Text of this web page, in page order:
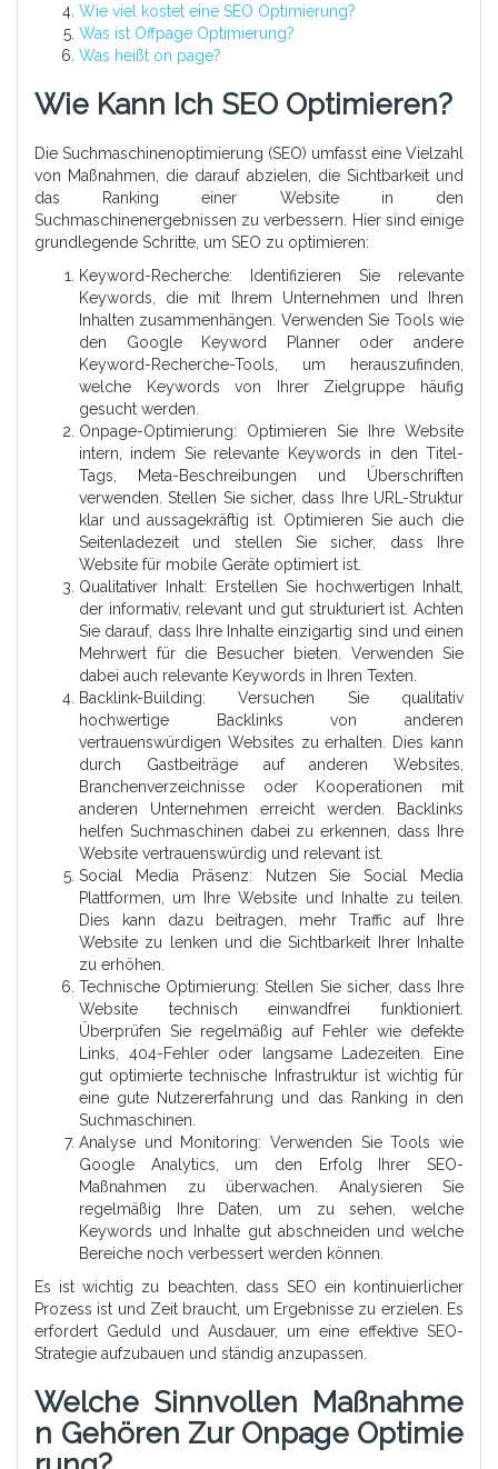
Wie viel kostet eine SEO Optimierung?
Was ist Offpage Optimierung?
Was heißt on page?
Wie Kann Ich SEO Optimieren?
Die Suchmaschinenoptimierung (SEO) umfasst eine Vielzahl
von Maßnahmen, die darauf abzielen, die Sichtbarkeit und
das Ranking einer Website in den
Suchmaschinenergebnissen zu verbessern. Hier sind einige
grundlegende Schritte, um SEO zu optimieren:
Keyword-Recherche: Identifizieren Sie relevante
Keywords, die mit Ihrem Unternehmen und Ihren
Inhalten zusammenhängen. Verwenden Sie Tools wie
den Google Keyword Planner oder andere
Keyword-Recherche-Tools, um herauszufinden,
welche Keywords von Ihrer Zielgruppe häufig
gesucht werden.
Onpage-Optimierung: Optimieren Sie Ihre Website
intern, indem Sie relevante Keywords in den Titel-
Tags, Meta-Beschreibungen und Überschriften
verwenden. Stellen Sie sicher, dass Ihre URL-Struktur
klar und aussagekräftig ist. Optimieren Sie auch die
Seitenladezeit und stellen Sie sicher, dass Ihre
Website für mobile Geräte optimiert ist.
Qualitativer Inhalt: Erstellen Sie hochwertigen Inhalt,
der informativ, relevant und gut strukturiert ist. Achten
Sie darauf, dass Ihre Inhalte einzigartig sind und einen
Mehrwert für die Besucher bieten. Verwenden Sie
dabei auch relevante Keywords in Ihren Texten.
Backlink-Building: Versuchen Sie qualitativ
hochwertige Backlinks von anderen
vertrauenswürdigen Websites zu erhalten. Dies kann
durch Gastbeiträge auf anderen Websites,
Branchenverzeichnisse oder Kooperationen mit
anderen Unternehmen erreicht werden. Backlinks
helfen Suchmaschinen dabei zu erkennen, dass Ihre
Website vertrauenswürdig und relevant ist.
Social Media Präsenz: Nutzen Sie Social Media
Plattformen, um Ihre Website und Inhalte zu teilen.
Dies kann dazu beitragen, mehr Traffic auf Ihre
Website zu lenken und die Sichtbarkeit Ihrer Inhalte
zu erhöhen.
Technische Optimierung: Stellen Sie sicher, dass Ihre
Website technisch einwandfrei funktioniert.
Überprüfen Sie regelmäßig auf Fehler wie defekte
Links, 404-Fehler oder langsame Ladezeiten. Eine
gut optimierte technische Infrastruktur ist wichtig für
eine gute Nutzererfahrung und das Ranking in den
Suchmaschinen.
Analyse und Monitoring: Verwenden Sie Tools wie
Google Analytics, um den Erfolg Ihrer SEO-
Maßnahmen zu überwachen. Analysieren Sie
regelmäßig Ihre Daten, um zu sehen, welche
Keywords und Inhalte gut abschneiden und welche
Bereiche noch verbessert werden können.
Es ist wichtig zu beachten, dass SEO ein kontinuierlicher
Prozess ist und Zeit braucht, um Ergebnisse zu erzielen. Es
erfordert Geduld und Ausdauer, um eine effektive SEO-
Strategie aufzubauen und ständig anzupassen.
Welche Sinnvollen Maßnahme
N Gehören Zur Onpage Optimie